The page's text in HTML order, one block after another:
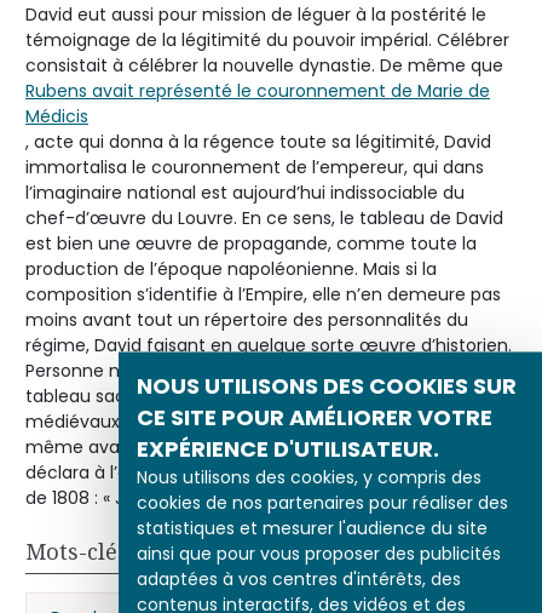
NOUS UTILISONS DES COOKIES SUR
CE SITE POUR AMÉLIORER VOTRE
EXPÉRIENCE D'UTILISATEUR.
Nous utilisons des cookies, y compris des
cookies de nos partenaires pour réaliser des
statistiques et mesurer l'audience du site
ainsi que pour vous proposer des publicités
adaptées à vos centres d'intérêts, des
contenus interactifs, des vidéos et des
David eut aussi pour mission de léguer à la postérité le
témoignage de la légitimité du pouvoir impérial. Célébrer
consistait à célébrer la nouvelle dynastie. De même que
Rubens avait représenté le couronnement de Marie de
Médicis
, acte qui donna à la régence toute sa légitimité, David
immortalisa le couronnement de l’empereur, qui dans
l’imaginaire national est aujourd’hui indissociable du
chef-d’œuvre du Louvre. En ce sens, le tableau de David
est bien une œuvre de propagande, comme toute la
production de l’époque napoléonienne. Mais si la
composition s’identifie à l’Empire, elle n’en demeure pas
moins avant tout un répertoire des personnalités du
régime, David faisant en quelque sorte œuvre d’historien.
Personne ne perçoit en effet qu’il s’agit avant tout d’un
tableau sacré, à l’égal des représentations des souverains
médiévaux peints dans les manuscrits. Napoléon lui-
même avait dû pressentir le tour de force puisqu’il
déclara à l’auteur lors de l’exposition de l’œuvre au Salon
de 1808 : « Je vous salue, David. »
Mots-clés